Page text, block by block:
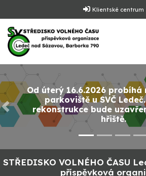
Klientské centrum
Od úterý 16.6.2026
parkoviště u SVČ
rekonstrukce bude
hřiště.
Předchozí
STŘEDISKO VOLNÉHO ČASU
příspěvková